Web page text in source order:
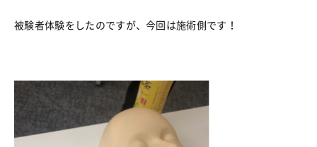
被験者体験をしたのですが、今回は施術側です！